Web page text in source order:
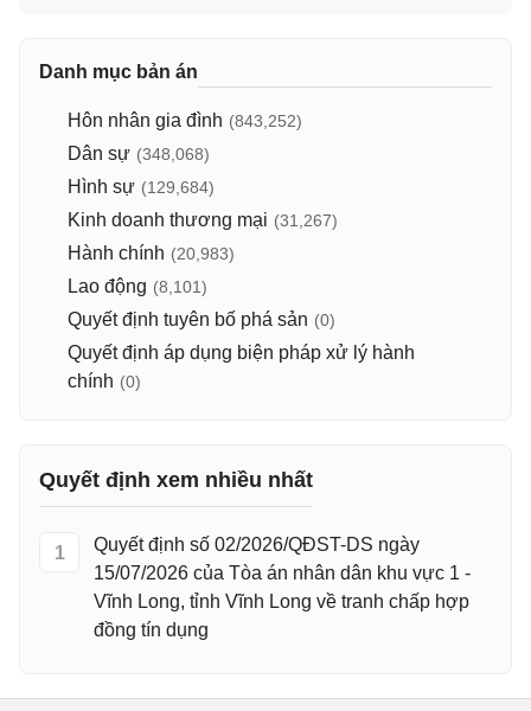
Danh mục bản án
Hôn nhân gia đình (843,252)
Dân sự (348,068)
Hình sự (129,684)
Kinh doanh thương mại (31,267)
Hành chính (20,983)
Lao động (8,101)
Quyết định tuyên bố phá sản (0)
Quyết định áp dụng biện pháp xử lý hành
chính (0)
Quyết định xem nhiều nhất
1
Quyết định số 02/2026/QĐST-DS ngày
15/07/2026 của Tòa án nhân dân khu vực 1 -
Vĩnh Long, tỉnh Vĩnh Long về tranh chấp hợp
đồng tín dụng